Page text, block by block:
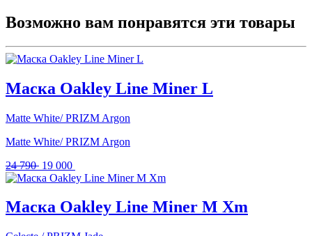
Возможно вам понравятся эти товары
Маска Oakley Line Miner L
Matte White/ PRIZM Argon
Matte White/ PRIZM Argon
24 790 Первоначальная
цена
24
790 .
19 000
цена:
000 .
Маска Oakley Line Miner M Xm